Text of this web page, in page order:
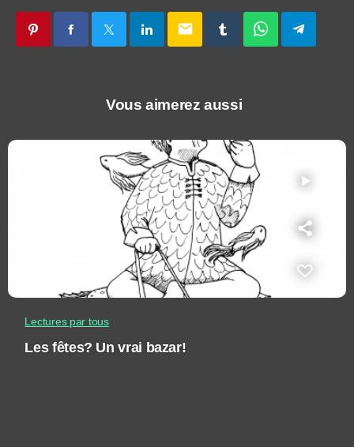
email
Vous aimerez aussi
play_arrow
Lectures par tous
Les fêtes? Un vrai bazar!